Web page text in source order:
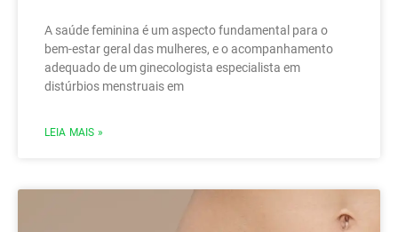
A saúde feminina é um aspecto fundamental para o
bem-estar geral das mulheres, e o acompanhamento
adequado de um ginecologista especialista em
distúrbios menstruais em
LEIA MAIS »